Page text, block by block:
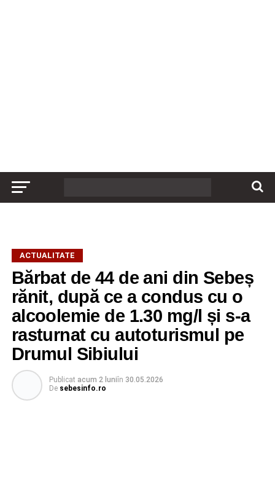
ACTUALITATE
Bărbat de 44 de ani din Sebeș
rănit, după ce a condus cu o
alcoolemie de 1.30 mg/l și s-a
rasturnat cu autoturismul pe
Drumul Sibiului
Publicat acum 2 luniîn 30.05.2026
De sebesinfo.ro